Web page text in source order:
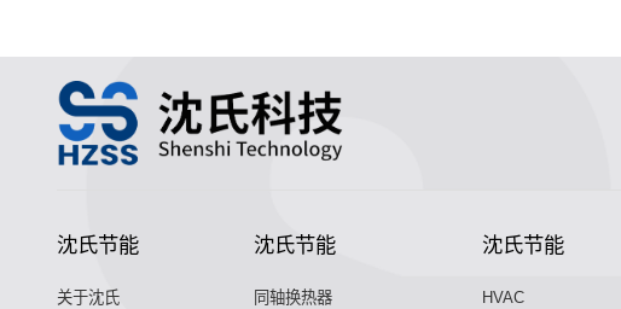
沈氏节能
关于沈氏
沈氏节能
同轴换热器
沈氏节能
HVAC